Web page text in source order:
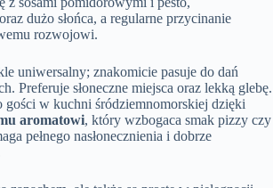
dużo słońca, a regularne przycinanie
rozwojowi.
uniwersalny; znakomicie pasuje do dań
Preferuje słoneczne miejsca oraz lekką glebę.
gości w kuchni śródziemnomorskiej dzięki
aromatowi, który wzbogaca smak pizzy czy
pełnego nasłonecznienia i dobrze